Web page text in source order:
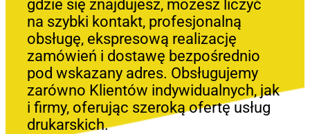
gdzie się znajdujesz, możesz liczyć
na szybki kontakt, profesjonalną
obsługę, ekspresową realizację
zamówień i dostawę bezpośrednio
pod wskazany adres. Obsługujemy
zarówno Klientów indywidualnych, jak
i firmy, oferując szeroką ofertę usług
drukarskich.